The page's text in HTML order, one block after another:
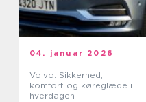
04. januar 2026
Volvo: Sikkerhed,
komfort og køreglæde i
hverdagen